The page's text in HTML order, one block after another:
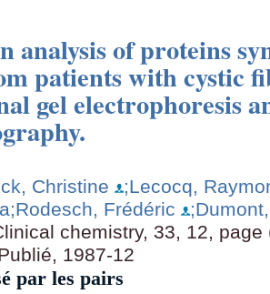
analysis of proteins
patients with cystic
gel electrophoresis
Christine
;Lecocq,
;Rodesch, Frédéric
chemistry, 33, 12, page
1987-12
par les pairs